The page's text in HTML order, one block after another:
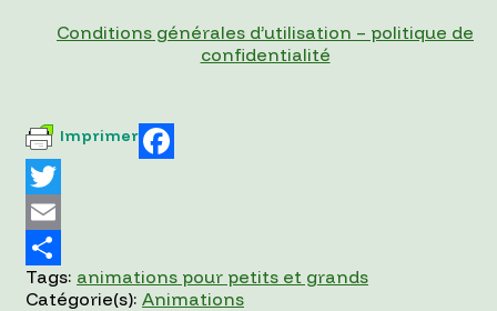
Conditions générales d’utilisation – politique de
confidentialité
Imprimer
Facebook
Twitter
Email
Partager
Tags: animations pour petits et grands
Catégorie(s): Animations